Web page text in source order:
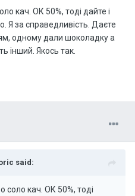
кач. ОК 50%, тоді дайте і
Я за справедливість. Даєте
одному дали шоколадку а
інший. Якось так.
said:
соло кач. ОК 50%, тоді